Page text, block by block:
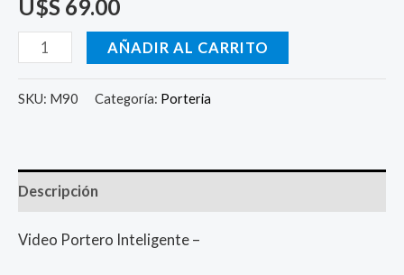
U$S 69.00
AÑADIR AL CARRITO
SKU: M90 Categoría: Porteria
Descripción
Video Portero Inteligente –